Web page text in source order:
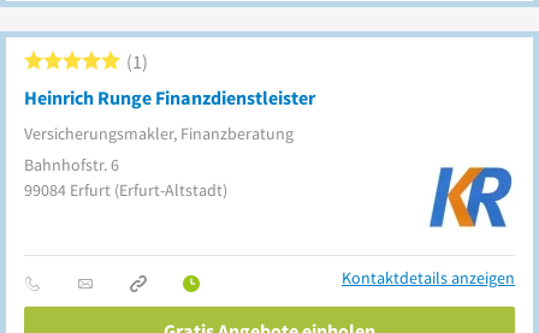
Heinrich Runge Finanzdienstleister
Versicherungsmakler, Finanzberatung
1
Bahnhofstr. 6
99084 Erfurt (Erfurt-Altstadt)
Kontaktdetails anzeigen